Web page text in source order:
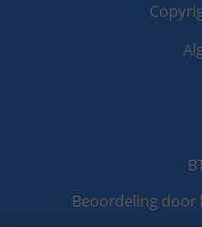
Beoordeling door